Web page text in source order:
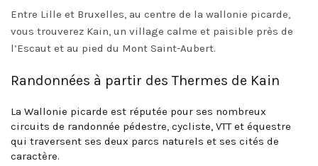
Entre Lille et Bruxelles, au centre de la wallonie picarde,
vous trouverez Kain, un village calme et paisible près de
l’Escaut et au pied du Mont Saint-Aubert.
Randonnées à partir des Thermes de Kain
La Wallonie picarde est réputée pour ses nombreux
circuits de randonnée pédestre, cycliste, VTT et équestre
qui traversent ses deux parcs naturels et ses cités de
caractère.